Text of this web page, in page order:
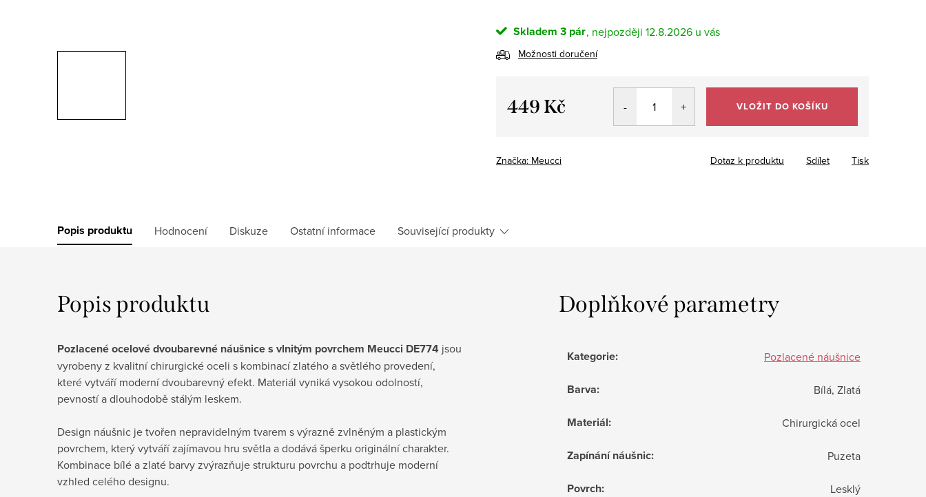
Skladem 3 pár 12.8.2026
Možnosti doručení
449 Kč VLOŽIT DO KOŠÍKU
Značka: Meucci Tisk
Dotaz k produktu Sdílet
Popis produktu Hodnocení Diskuze Ostatní informace Související produkty
Popis produktu
Pozlacené ocelové dvoubarevné náušnice s vlnitým povrchem Meucci DE774 jsou
vyrobeny z kvalitní chirurgické oceli s kombinací zlatého a světlého provedení,
které vytváří moderní dvoubarevný efekt. Materiál vyniká vysokou odolností,
pevností a dlouhodobě stálým leskem.
Design náušnic je tvořen nepravidelným tvarem s výrazně zvlněným a plastickým
povrchem, který vytváří zajímavou hru světla a dodává šperku originální charakter.
Kombinace bílé a zlaté barvy zvýrazňuje strukturu povrchu a podtrhuje moderní
vzhled celého designu.
Doplňkové parametry
Kategorie: Pozlacené náušnice
Barva: Bílá, Zlatá
Materiál: Chirurgická ocel
Zapínání náušnic: Puzeta
Povrch: Lesklý